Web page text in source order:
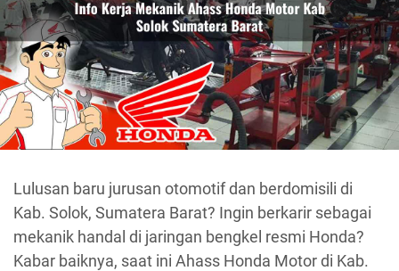
Lulusan baru jurusan otomotif dan berdomisili di
Kab. Solok, Sumatera Barat? Ingin berkarir sebagai
mekanik handal di jaringan bengkel resmi Honda?
Kabar baiknya, saat ini Ahass Honda Motor di Kab.